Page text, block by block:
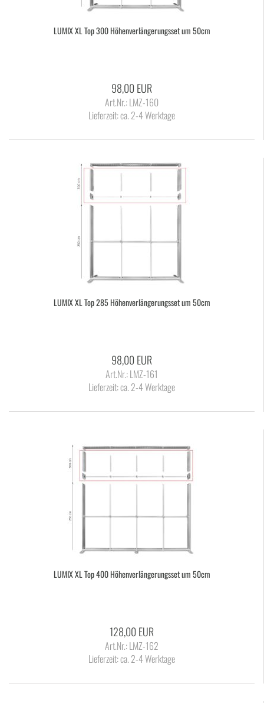
LUMIX XL Top 300 Hö­hen­ver­län­ge­rungs­set um 50cm
98,00 EUR
Art.Nr.: LMZ-160
Lieferzeit:ca. 2-4 Werktage
LUMIX XL Top 285 Hö­hen­ver­län­ge­rungs­set um 50cm
98,00 EUR
Art.Nr.: LMZ-161
Lieferzeit:ca. 2-4 Werktage
LUMIX XL Top 400 Hö­hen­ver­län­ge­rungs­set um 50cm
128,00 EUR
Art.Nr.: LMZ-162
Lieferzeit:ca. 2-4 Werktage